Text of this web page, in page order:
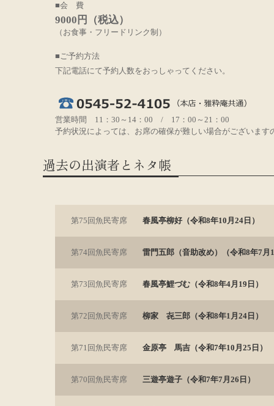
■会 費
9000円（税込）
（お食事・フリードリンク制）
■ご予約方法
下記電話にて予約人数をおっしゃってください。
営業時間 11：30～14：00 / 17：00～21：00
予約状況によっては、お席の確保が難しい場合がございます
過去の出演者とネタ帳
第75回魚民寄席 春風亭柳好（令和8年10月24日）
第74回魚民寄席 雷門五郎（音助改め）（令和8年7月
第73回魚民寄席 春風亭鯉づむ（令和8年4月19日）
第72回魚民寄席 柳家 㐂三郎（令和8年1月24日）
第71回魚民寄席 金原亭 馬吉（令和7年10月25日）
第70回魚民寄席 三遊亭遊子（令和7年7月26日）